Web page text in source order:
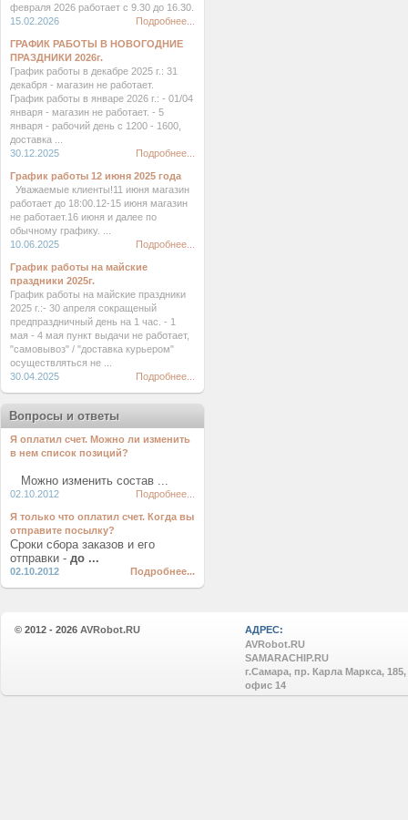
февраля 2026 работает с 9.30 до 16.30.
15.02.2026
Подробнее...
ГРАФИК РАБОТЫ В НОВОГОДНИЕ
ПРАЗДНИКИ 2026г.
График работы в декабре 2025 г.: 31
декабря - магазин не работает.
График работы в январе 2026 г.: - 01/04
января - магазин не работает. - 5
января - рабочий день с 1200 - 1600,
доставка ...
30.12.2025
Подробнее...
График работы 12 июня 2025 года
Уважаемые клиенты!11 июня магазин
работает до 18:00.12-15 июня магазин
не работает.16 июня и далее по
обычному графику. ...
10.06.2025
Подробнее...
График работы на майские
праздники 2025г.
График работы на майские праздники
2025 г.:- 30 апреля сокращеный
предпраздничный день на 1 час. - 1
мая - 4 мая пункт выдачи не работает,
"самовывоз" / "доставка курьером"
осуществляться не ...
30.04.2025
Подробнее...
Вопросы и ответы
Я оплатил счет. Можно ли изменить
в нем список позиций?
Можно изменить состав ...
02.10.2012 Подробнее...
Я только что оплатил счет. Когда вы
отправите посылку?
Сроки сбора заказов и его
отправки - до ...
02.10.2012 Подробнее...
© 2012 - 2026 AVRobot.RU
АДРЕС:
AVRobot.RU
SAMARACHIP.RU
г.Самара, пр. Карла Маркса, 185,
офис 14